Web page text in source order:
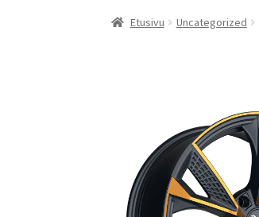
Etusivu Uncategorized